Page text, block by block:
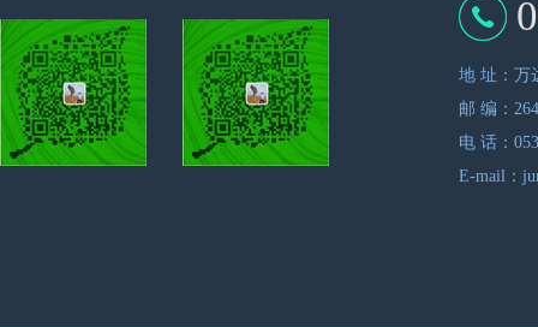
地 址：万
邮 编：
电 话：
E-mail：